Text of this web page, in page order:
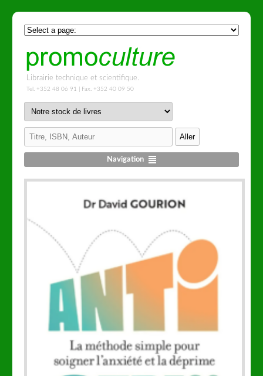
Librairie technique et scientifique.
Tel. +352 48 06 91 | Fax. +352 40 09 50
Navigation